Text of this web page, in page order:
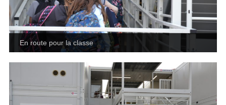
En route pour la classe